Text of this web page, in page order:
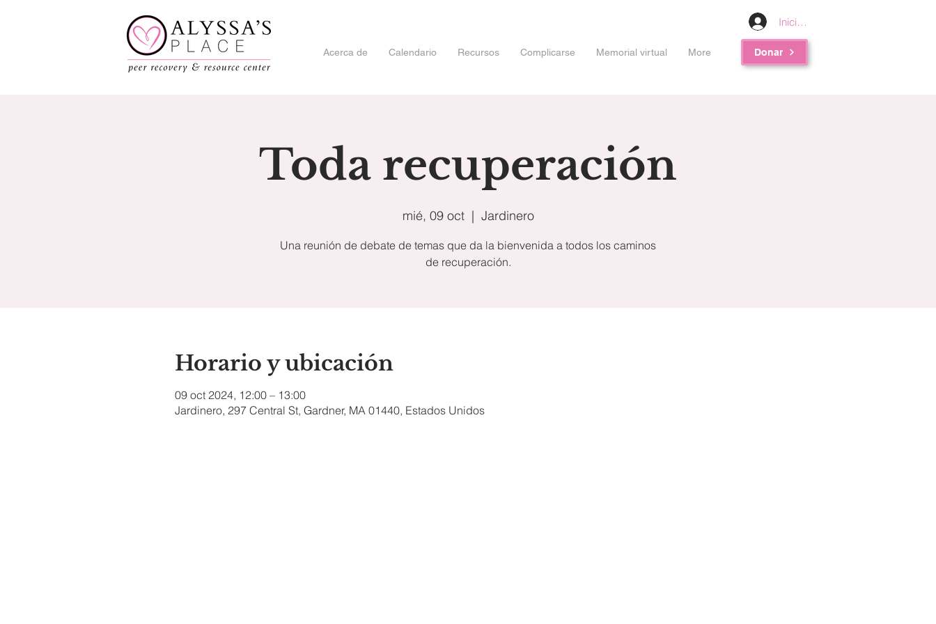
Iniciar sesión
Acerca de Calendario Recursos Complicarse Memorial virtual More Donar
Toda recuperación
mié, 09 oct
  |
Jardinero
Una reunión de debate de temas que da la bienvenida a todos los caminos
de recuperación.
Horario y ubicación
09 oct 2024, 12:00 – 13:00
Jardinero, 297 Central St, Gardner, MA 01440, Estados Unidos